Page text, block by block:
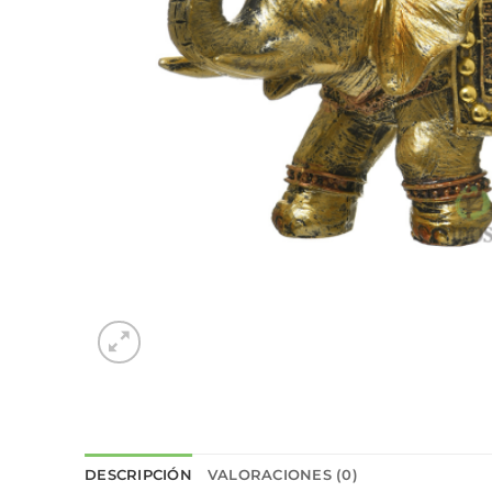
DESCRIPCIÓN VALORACIONES (0)